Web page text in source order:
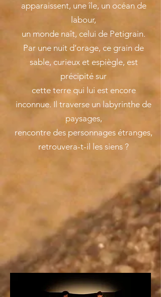
apparaissent, une île, un océan de
labour,
un monde naît, celui de Petigrain.
Par une nuit d’orage, ce grain de
sable, curieux et espiègle, est
précipité sur
cette terre qui lui est encore
inconnue. Il traverse un labyrinthe de
paysages,
rencontre des personnages étranges,
retrouvera-t-il les siens ?